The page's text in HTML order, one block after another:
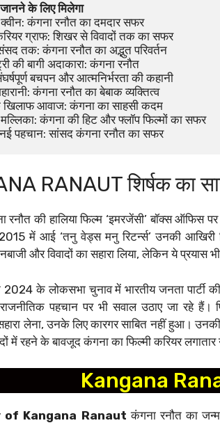
के लिए मिलेगा
कंगना रनौत का दमदार सफर
ग्राफ: शिखर से विवादों तक का सफर
तक: कंगना रनौत का अद्भुत परिवर्तन
की बागी अदाकारा: कंगना रनौत
बचपन और आत्मनिर्भरता की कहानी
कंगना रनौत का बेबाक व्यक्तित्व
खिलाफ आवाज: कंगना का साहसी कदम
कंगना की हिट और फ्लॉप फिल्मों का सफर
नई पहचान: सांसद कंगना रनौत का सफर
RANAUT शिर्षक का
रनौत की हालिया फिल्म ‘इमरजेंसी’ बॉक्स
में आई ‘तनु वेड्स मनु रिटर्न्स’ उनकी
और विवादों का सहारा लिया, लेकिन ये
2024 के लोकसभा चुनाव में भारतीय जनता
पहचान पर भी सवाल उठाए जा रहे हैं।
लेना, उनके लिए कारगर साबित नहीं हुआ।
में रहने के बावजूद कंगना का फिल्मी करियर लगातार
Kangana
of Kangana Ranaut कंगना रनौत का